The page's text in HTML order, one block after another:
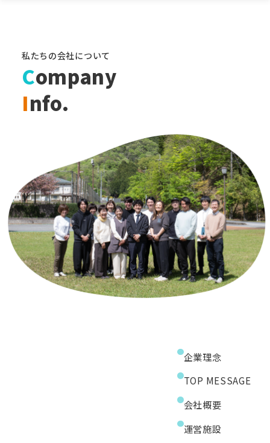
私たちの会社について
Company
Info.
企業理念
TOP MESSAGE
会社概要
運営施設